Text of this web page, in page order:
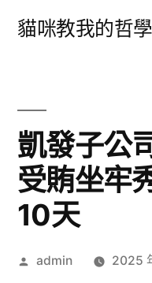
貓咪教我的哲
凱發子公
受賄坐牢
10天
作
admin 2025